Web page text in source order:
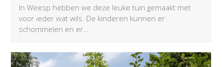
In Weesp hebben we deze leuke tuin gemaakt met
voor ieder wat wils. De kinderen kunnen er
schommelen en er…